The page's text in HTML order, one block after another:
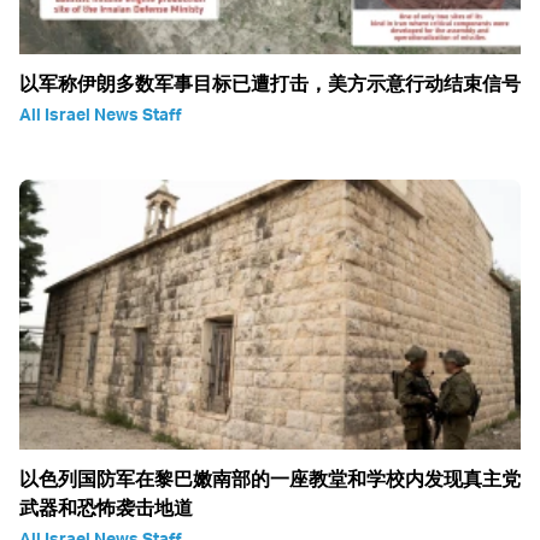
以军称伊朗多数军事目标已遭打击，美方示意行动结束信号
All Israel News Staff
以色列国防军在黎巴嫩南部的一座教堂和学校内发现真主党
武器和恐怖袭击地道